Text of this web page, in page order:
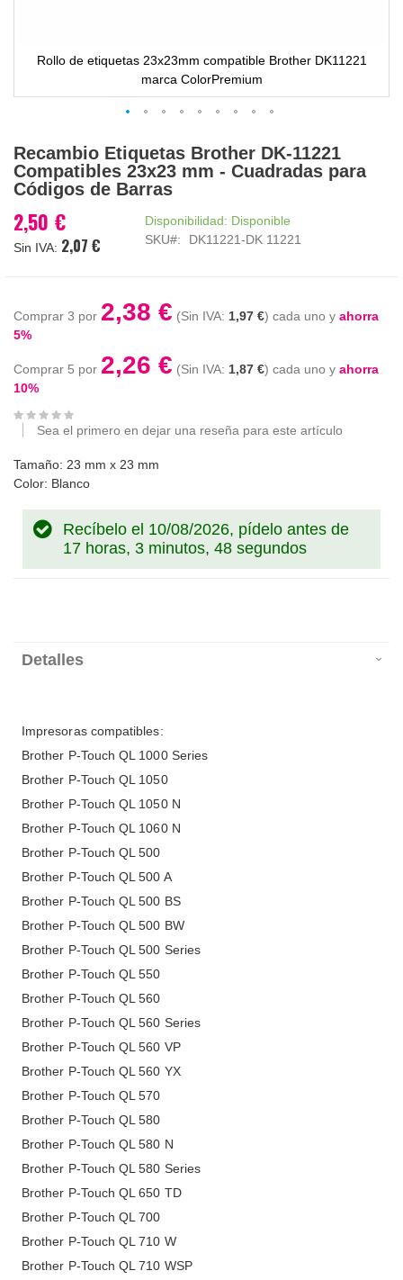
Rollo de etiquetas 23x23mm compatible Brother DK11221
marca ColorPremium
al
comienzo
de
galería
de
Recambio Etiquetas Brother DK-11221
Compatibles 23x23 mm - Cuadradas para
Códigos de Barras
2,50 €
2,07 €
Disponibilidad: Disponible
SKU
DK11221-DK 11221
Comprar 3 por 2,38 € 1,97 € cada uno y ahorra
5%
Comprar 5 por 2,26 € 1,87 € cada uno y ahorra
10%
Sea el primero en dejar una reseña para este artículo
Tamaño: 23 mm x 23 mm
Color: Blanco
Recíbelo el 10/08/2026, pídelo antes de
17 horas, 3 minutos, 47 segundos
Detalles
Impresoras compatibles:
Brother P-Touch QL 1000 Series
Brother P-Touch QL 1050
Brother P-Touch QL 1050 N
Brother P-Touch QL 1060 N
Brother P-Touch QL 500
Brother P-Touch QL 500 A
Brother P-Touch QL 500 BS
Brother P-Touch QL 500 BW
Brother P-Touch QL 500 Series
Brother P-Touch QL 550
Brother P-Touch QL 560
Brother P-Touch QL 560 Series
Brother P-Touch QL 560 VP
Brother P-Touch QL 560 YX
Brother P-Touch QL 570
Brother P-Touch QL 580
Brother P-Touch QL 580 N
Brother P-Touch QL 580 Series
Brother P-Touch QL 650 TD
Brother P-Touch QL 700
Brother P-Touch QL 710 W
Brother P-Touch QL 710 WSP